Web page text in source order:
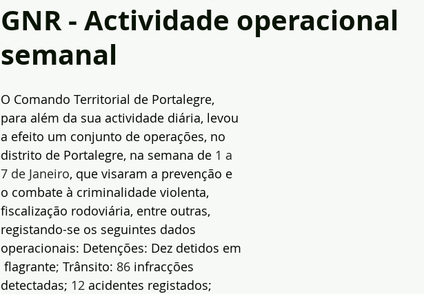
GNR - Actividade operacional
semanal
O Comando Territorial de Portalegre,
para além da sua actividade diária, levou
a efeito um conjunto de operações, no
distrito de Portalegre, na semana de 1 a
7 de Janeiro, que visaram a prevenção e
o combate à criminalidade violenta,
fiscalização rodoviária, entre outras,
registando-se os seguintes dados
operacionais: Detenções: Dez detidos em
flagrante; Trânsito: 86 infracções
detectadas; 12 acidentes registados;